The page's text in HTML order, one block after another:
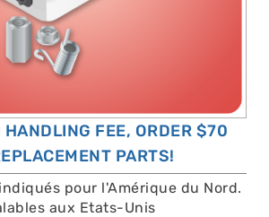
FEE, ORDER $70
PARTS!
pour l'Amérique du Nord.
aux Etats-Unis